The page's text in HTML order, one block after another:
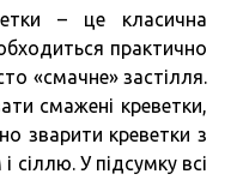
– це класична
практично
«смачне» застілля.
смажені креветки,
зварити креветки з
У підсумку всі